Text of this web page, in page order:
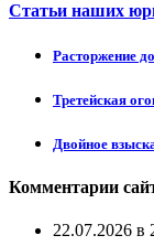
Статьи наших
Расторжение
Третейская
Двойное
Комментарии
22.07.2026 в